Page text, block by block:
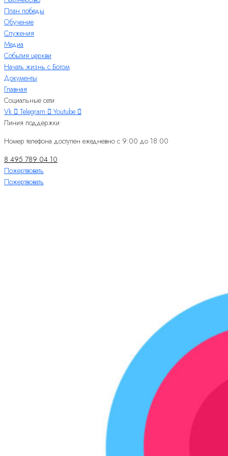
План победы
Обучение
Служения
Медиа
События церкви
Начать жизнь с Богом
Документы
Главная
Социальные сети
Vk
Telegram
Youtube
Линия поддержки
Номер телефона доступен ежедневно с 9:00 до 18:00
8 495 789 04 10
Пожертвовать
Пожертвовать